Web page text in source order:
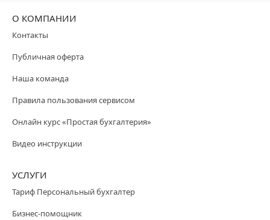
О КОМПАНИИ
Контакты
Публичная оферта
Наша команда
Правила пользования сервисом
Онлайн курс «Простая бухгалтерия»
Видео инструкции
УСЛУГИ
Тариф Персональный бухгалтер
Бизнес-помощник